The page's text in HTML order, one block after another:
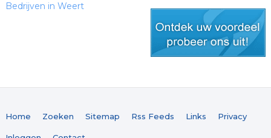
Bedrijven in Weert
Home Zoeken Sitemap Rss Feeds Links Privacy